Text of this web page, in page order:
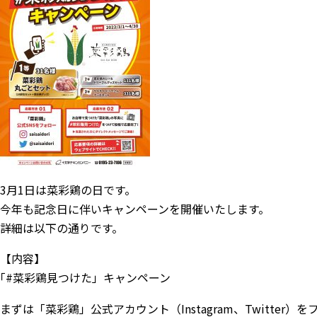
3月1日は菜彩鶏の日です。
今年も記念日に伴いキャンペーンを開催いたします。
詳細は以下の通りです。
【内容】
｢#菜彩鶏見つけた」キャンペーン
まずは「菜彩鶏」公式アカウント（Instagram、Twitter）をフ